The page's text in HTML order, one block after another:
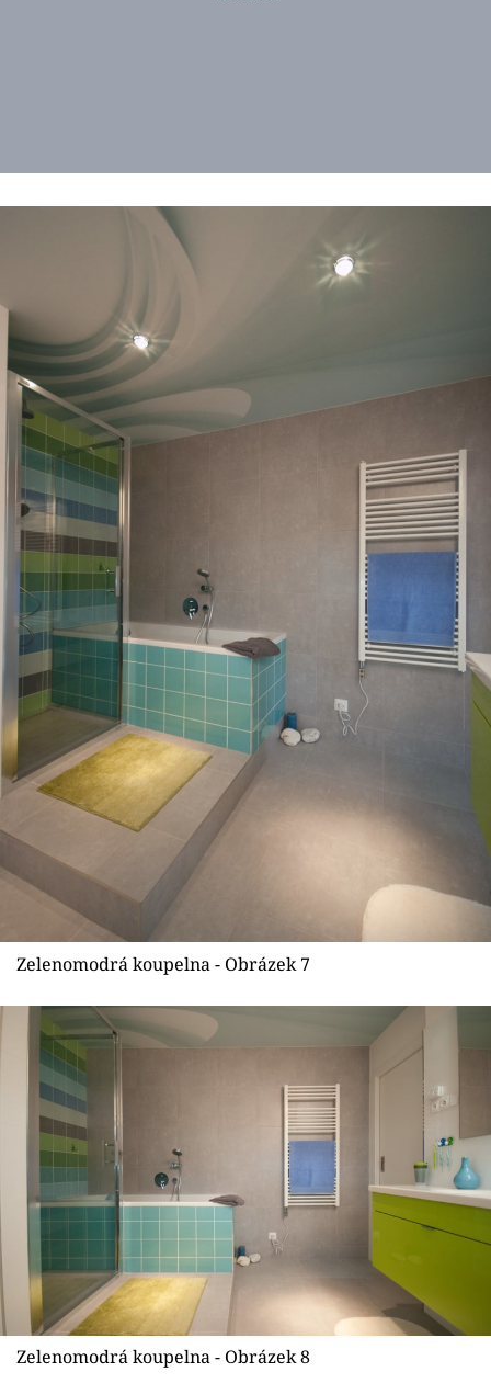
Zelenomodrá koupelna - Obrázek 7
Zelenomodrá koupelna - Obrázek 8